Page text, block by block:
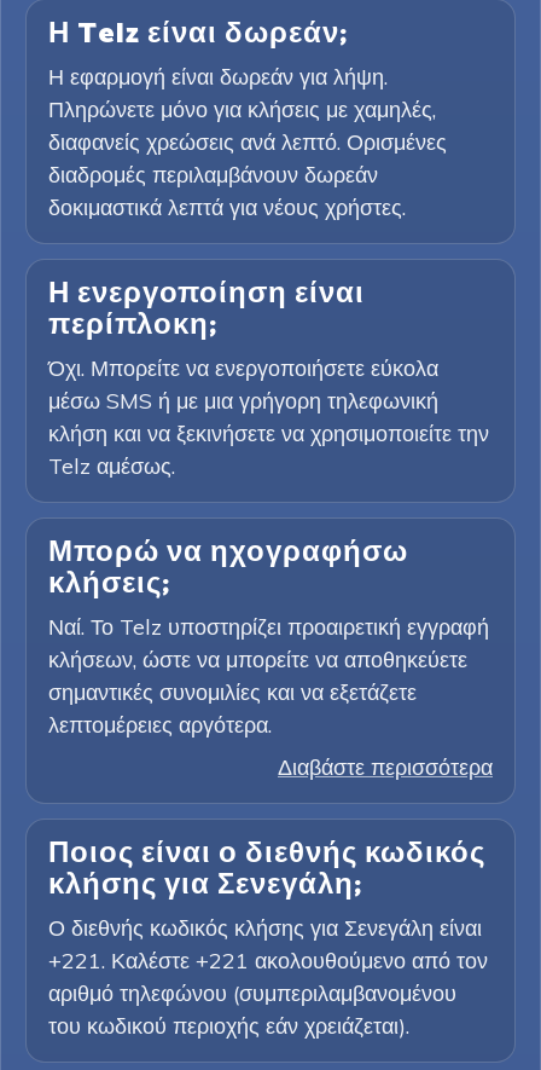
Η Telz είναι δωρεάν;
Η εφαρμογή είναι δωρεάν για λήψη.
Πληρώνετε μόνο για κλήσεις με χαμηλές,
διαφανείς χρεώσεις ανά λεπτό. Ορισμένες
διαδρομές περιλαμβάνουν δωρεάν
δοκιμαστικά λεπτά για νέους χρήστες.
Η ενεργοποίηση είναι
περίπλοκη;
Όχι. Μπορείτε να ενεργοποιήσετε εύκολα
μέσω SMS ή με μια γρήγορη τηλεφωνική
κλήση και να ξεκινήσετε να χρησιμοποιείτε την
Telz αμέσως.
Μπορώ να ηχογραφήσω
κλήσεις;
Ναί. Το Telz υποστηρίζει προαιρετική εγγραφή
κλήσεων, ώστε να μπορείτε να αποθηκεύετε
σημαντικές συνομιλίες και να εξετάζετε
λεπτομέρειες αργότερα.
Διαβάστε περισσότερα
Ποιος είναι ο διεθνής κωδικός
κλήσης για Σενεγάλη;
Ο διεθνής κωδικός κλήσης για Σενεγάλη είναι
+221. Καλέστε +221 ακολουθούμενο από τον
αριθμό τηλεφώνου (συμπεριλαμβανομένου
του κωδικού περιοχής εάν χρειάζεται).